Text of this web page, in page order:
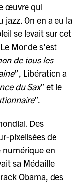
œuvre qui
jazz. On en a eu la
se levait sur cet
Monde s’est
de tous les
”, Libération a
du Sax” et le
”.
Des
pixelisées de
numérique en
sa Médaille
Obama, des